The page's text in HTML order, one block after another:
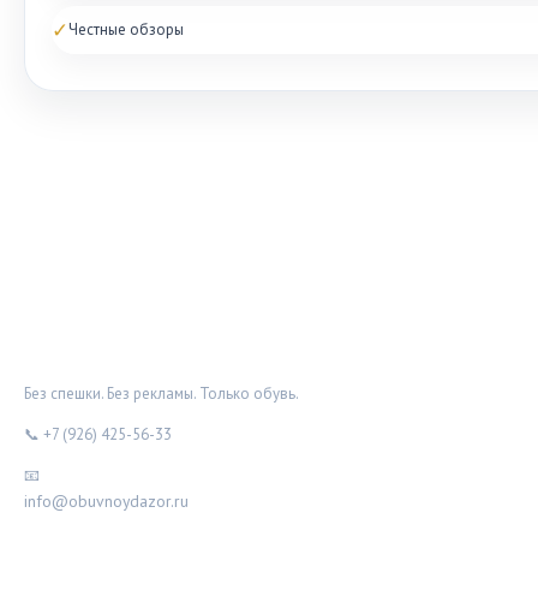
✓Честные обзоры
Без спешки. Без рекламы. Только обувь.
📞 +7 (926) 425-56-33
📧
info@obuvnoydazor.ru